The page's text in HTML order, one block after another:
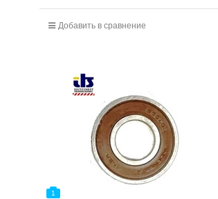
Добавить в сравнение
1